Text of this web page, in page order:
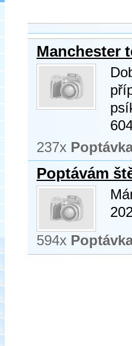
Manchester
237x
Poptávám
594x